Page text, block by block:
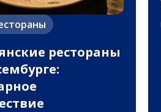
рестораны